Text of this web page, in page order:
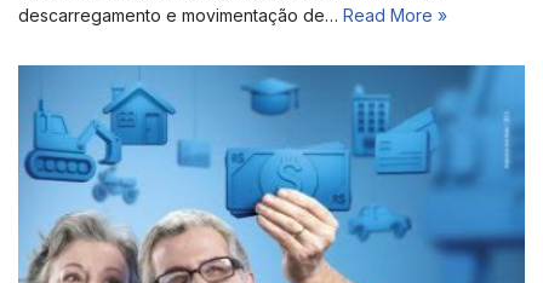
descarregamento e movimentação de… Read More »